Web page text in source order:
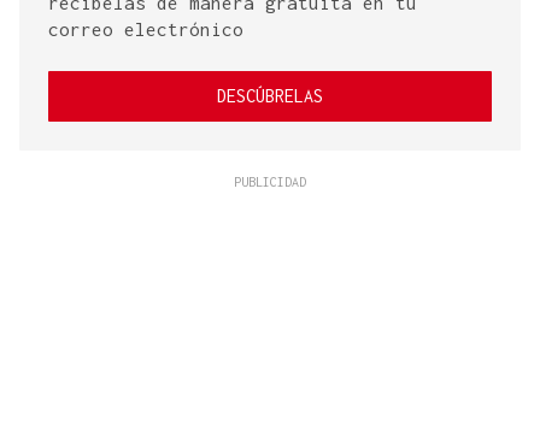
correo electrónico
DESCÚBRELAS